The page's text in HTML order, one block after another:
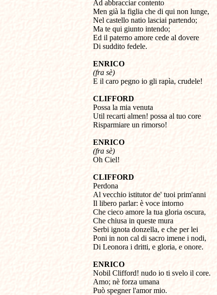
Ad abbracciar contento
Men già la figlia che di qui non lunge,
Nel castello natio lasciai partendo;
Ma te qui giunto intendo;
Ed il paterno amore cede al dovere
Di suddito fedele.
ENRICO
(fra sè)
E il caro pegno io gli rapìa, crudele!
CLIFFORD
Possa la mia venuta
Util recarti almen! possa al tuo core
Risparmiare un rimorso!
ENRICO
(fra sè)
Oh Ciel!
CLIFFORD
Perdona
Al vecchio istitutor de' tuoi prim'anni
Il libero parlar: è voce intorno
Che cieco amore la tua gloria oscura,
Che chiusa in queste mura
Serbi ignota donzella, e che per lei
Poni in non cal di sacro imene i nodi,
Di Leonora i dritti, e gloria, e onore.
ENRICO
Nobil Clifford! nudo io ti svelo il core.
Amo; nè forza umana
Può spegner l'amor mio.